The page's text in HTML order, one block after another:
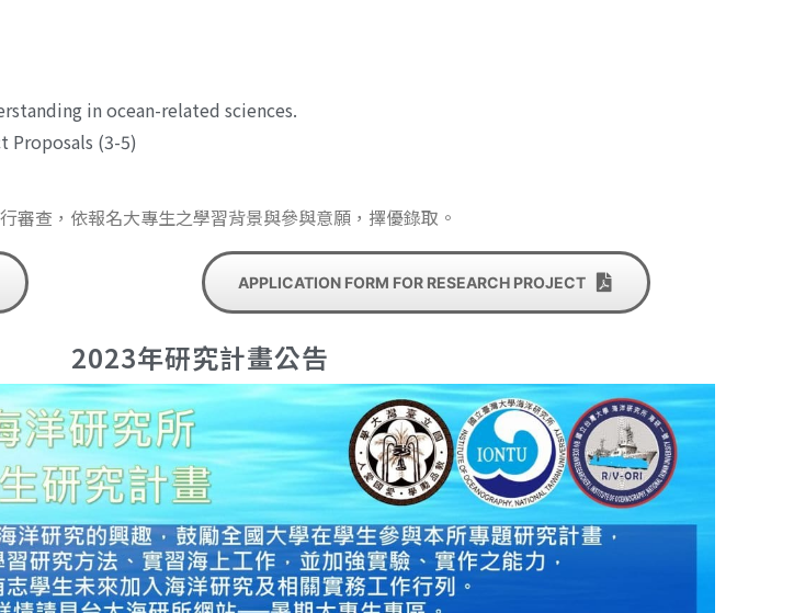
in ocean-related sciences.
Proposals (3-5)
審查，依報名大專生之學習背景與參與意願，擇優錄取。
APPLICATION FORM FOR RESEARCH PROJECT
2023年研究計畫公告